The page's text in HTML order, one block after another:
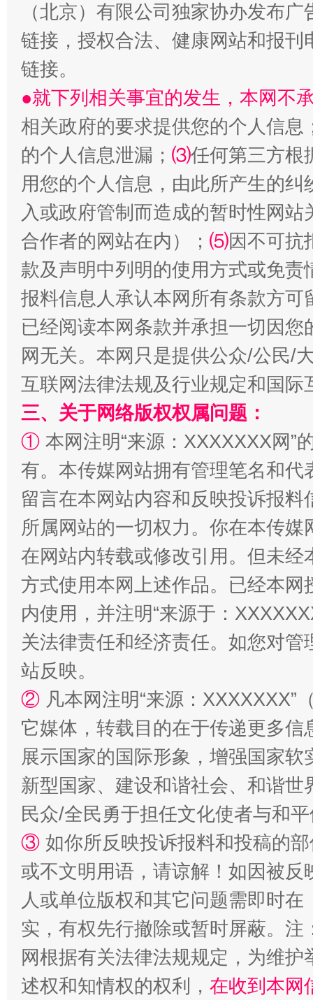
揭批美国五大"原罪" "
解纷+调解+退费，一次搞定
站台名比不上好声名
漫山遍野的桃花与雪山、麦地、白藏房 除
招工难、用工荒背后
（北京）有限公司独家协办发布
链接，授权合法、健康网站和报
链接。
●就下列相关事宜的发生，本网不
相关政府的要求提供您的个人信息
的个人信息泄漏； ⑶任何第三方根
用您的个人信息，由此所产生的纠
入或政府管制而造成的暂时性网
合作者的网站在内）； ⑸因不可抗
款及声明中列明的使用方式或免责
报料信息人承认本网所有条款方
已经阅读本网条款并承担一切因
网无关。本网只是提供公众/公民/
互联网法律法规及行业规定和国
三、关于网络版权权属问题：
① 本网注明“来源：XXXXXXX网”
有。本传媒网站拥有管理笔名和
留言在本网站内容和反映投诉报
所属网站的一切权力。你在本传
在网站内转载或修改引用。但未
方式使用本网上述作品。已经本
内使用，并注明“来源于：
关法律责任和经济责任。如您对
站反映。
② 凡本网注明“来源：
它媒体，转载目的在于传递更多
展示国家的国际形象，增强国家
新型国家、建设和谐社会、和谐
民众/全民勇于担任文化使者与和
③ 如你所反映投诉报料和投稿的
或不文明用语，请谅解！如因被
人或单位版权和其它问题需即时在
实，有权先行撤除或暂时屏蔽。
网根据有关法律法规规定，为维
述权和知情权的权利， 在收到本网